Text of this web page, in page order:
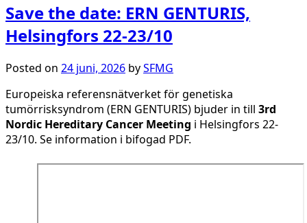
Save the date: ERN GENTURIS,
Helsingfors 22-23/10
Posted on 24 juni, 2026 bySFMG
Europeiska referensnätverket för genetiska
tumörrisksyndrom (ERN GENTURIS) bjuder in till 3rd
Nordic Hereditary Cancer Meeting i Helsingfors 22-
23/10. Se information i bifogad PDF.